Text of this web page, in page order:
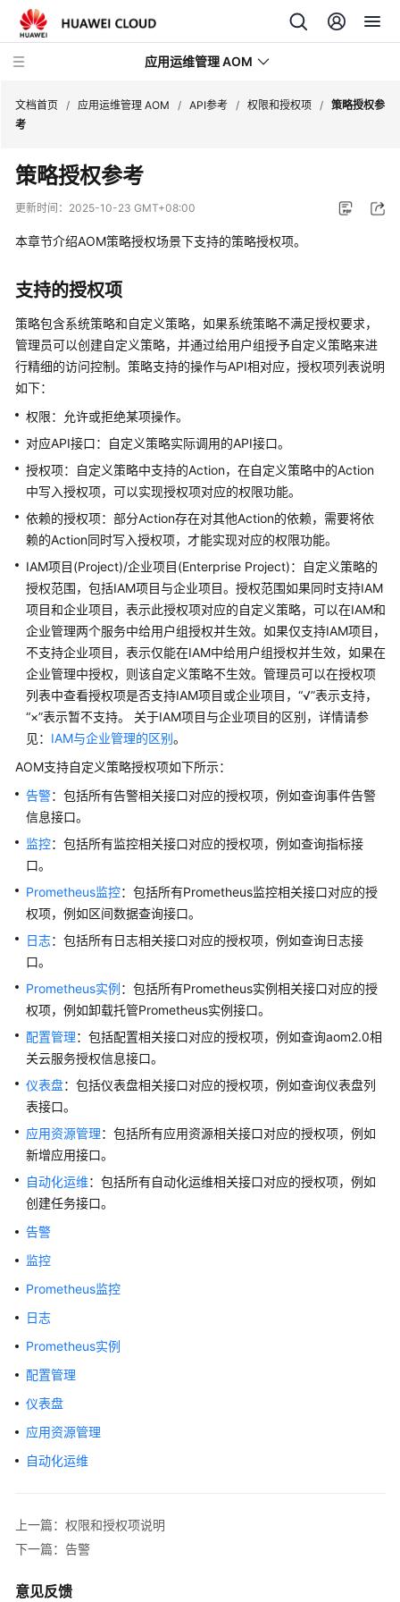
应用运维管理 AOM
新
动
品
介
绍
计
费
明
快
速
入
门
用
户
指
南
最
佳
实
践
API
考
使
必
读
览
如
何
调
用
API
历
史
应
例
权
限
和
权
权
限
授
文档首页 / 应用运维管理 AOM / API参考 / 权限和授权项 / 策略授权参
考
策略授权参考
更新时间： 2025-10-23 GMT+08:00
本章节介绍AOM策略授权场景下支持的策略授权项。
支持的授权项
策略包含系统策略和自定义策略，如果系统策略不满足授权要求，
管理员可以创建自定义策略，并通过给用户组授予自定义策略来进
行精细的访问控制。策略支持的操作与API相对应，授权项列表说明
如下：
权限：允许或拒绝某项操作。
对应API接口：自定义策略实际调用的API接口。
授权项：自定义策略中支持的Action，在自定义策略中的Action
中写入授权项，可以实现授权项对应的权限功能。
依赖的授权项：部分Action存在对其他Action的依赖，需要将依
赖的Action同时写入授权项，才能实现对应的权限功能。
IAM项目(Project)/企业项目(Enterprise Project)：自定义策略的
授权范围，包括IAM项目与企业项目。授权范围如果同时支持IAM
项目和企业项目，表示此授权项对应的自定义策略，可以在IAM和
企业管理两个服务中给用户组授权并生效。如果仅支持IAM项目，
不支持企业项目，表示仅能在IAM中给用户组授权并生效，如果在
企业管理中授权，则该自定义策略不生效。管理员可以在授权项
列表中查看授权项是否支持IAM项目或企业项目，“√”表示支持，
“×”表示暂不支持。 关于IAM项目与企业项目的区别，详情请参
见： IAM与企业管理的区别。
AOM支持自定义策略授权项如下所示：
告警：包括所有告警相关接口对应的授权项，例如查询事件告警
信息接口。
监控：包括所有监控相关接口对应的授权项，例如查询指标接
口。
Prometheus监控：包括所有Prometheus监控相关接口对应的授
权项，例如区间数据查询接口。
日志：包括所有日志相关接口对应的授权项，例如查询日志接
口。
Prometheus实例：包括所有Prometheus实例相关接口对应的授
权项，例如卸载托管Prometheus实例接口。
配置管理：包括配置相关接口对应的授权项，例如查询aom2.0相
关云服务授权信息接口。
仪表盘：包括仪表盘相关接口对应的授权项，例如查询仪表盘列
表接口。
应用资源管理：包括所有应用资源相关接口对应的授权项，例如
新增应用接口。
自动化运维：包括所有自动化运维相关接口对应的授权项，例如
创建任务接口。
告警
监控
Prometheus监控
日志
Prometheus实例
配置管理
仪表盘
应用资源管理
自动化运维
上一篇：权限和授权项说明
下一篇：告警
意见反馈